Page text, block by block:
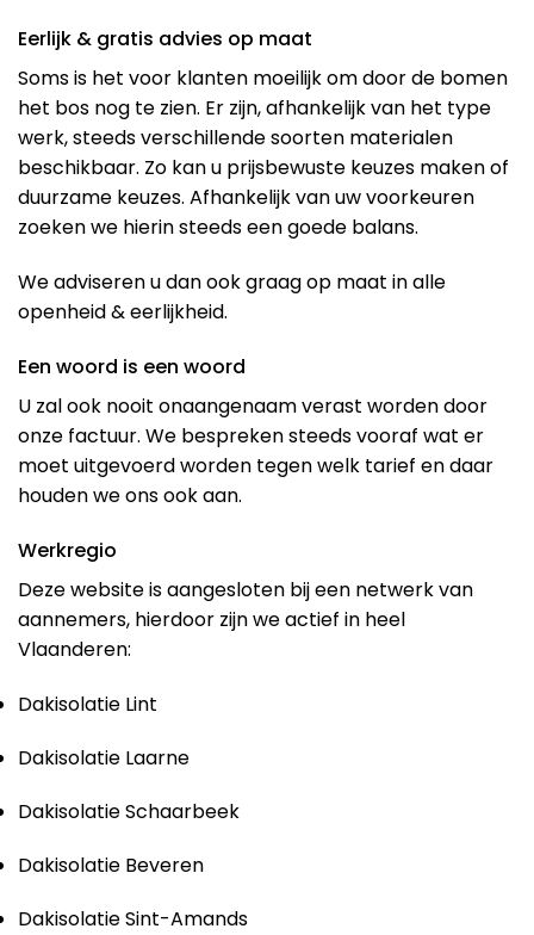
Eerlijk & gratis advies op maat
Soms is het voor klanten moeilijk om door de bomen
het bos nog te zien. Er zijn, afhankelijk van het type
werk, steeds verschillende soorten materialen
beschikbaar. Zo kan u prijsbewuste keuzes maken of
duurzame keuzes. Afhankelijk van uw voorkeuren
zoeken we hierin steeds een goede balans.
We adviseren u dan ook graag op maat in alle
openheid & eerlijkheid.
Een woord is een woord
U zal ook nooit onaangenaam verast worden door
onze factuur. We bespreken steeds vooraf wat er
moet uitgevoerd worden tegen welk tarief en daar
houden we ons ook aan.
Werkregio
Deze website is aangesloten bij een netwerk van
aannemers, hierdoor zijn we actief in heel
Vlaanderen:
Dakisolatie Lint
Dakisolatie Laarne
Dakisolatie Schaarbeek
Dakisolatie Beveren
Dakisolatie Sint-Amands